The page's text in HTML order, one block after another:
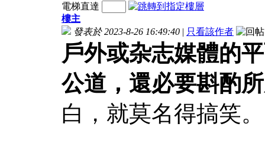
電梯直達
樓主
發表於 2023-8-26 16:49:40 | 只看該作者
戶外或杂志媒體的
公道，還必要斟酌
白，就莫名得搞笑。